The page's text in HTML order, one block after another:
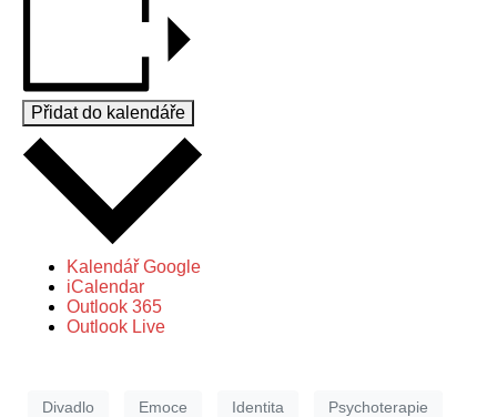
Přidat do kalendáře
Kalendář Google
iCalendar
Outlook 365
Outlook Live
Divadlo Emoce Identita Psychoterapie